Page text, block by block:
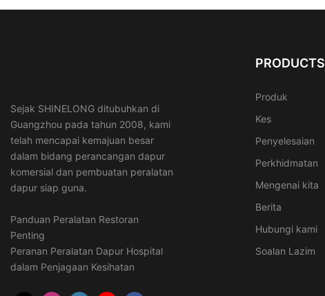
Sejak SHINELONG ditubuhkan di
Guangzhou pada tahun 2008, kami
telah mencapai kemajuan besar
dalam bidang perancangan dapur
komersial dan pembuatan peralatan
dapur siap guna.
Panduan Peralatan Restoran
Penting
Peranan Peralatan Dapur Hospital
dalam Penjagaan Kesihatan
PRODUCTS
Produk
Kes
Penyelesaian
Perkhidmatan
Mengenai kita
Berita
Hubungi kami
Soalan Lazim